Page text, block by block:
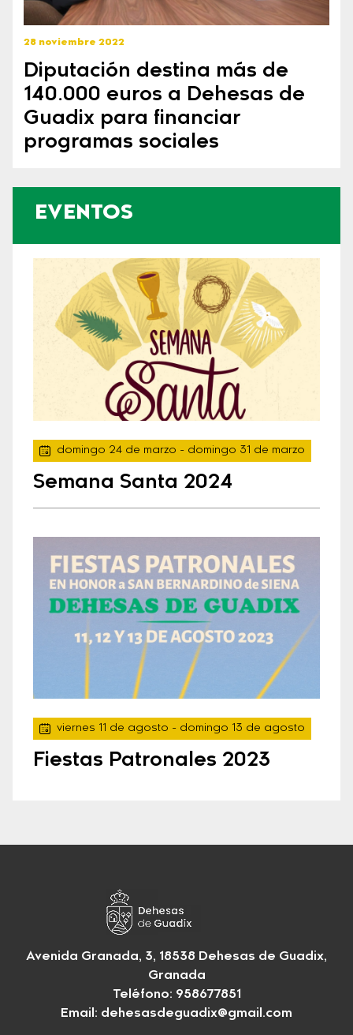
28 noviembre 2022
Diputación destina más de
140.000 euros a Dehesas de
Guadix para financiar
programas sociales
EVENTOS
domingo 24 de marzo - domingo 31 de marzo
Semana Santa 2024
viernes 11 de agosto - domingo 13 de agosto
Fiestas Patronales 2023
Avenida Granada, 3, 18538 Dehesas de Guadix,
Granada
Teléfono: 958677851
Email: dehesasdeguadix@gmail.com